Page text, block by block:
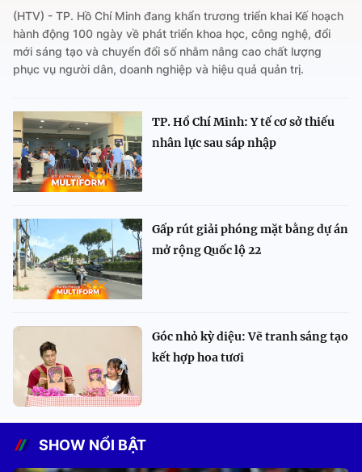
(HTV) - TP. Hồ Chí Minh đang khẩn trương triển khai Kế hoạch
hành động 100 ngày về phát triển khoa học, công nghệ, đổi
mới sáng tạo và chuyển đổi số nhằm nâng cao chất lượng
phục vụ người dân, doanh nghiệp và hiệu quả quản trị.
TP. Hồ Chí Minh: Y tế cơ sở thiếu
nhân lực sau sáp nhập
Gấp rút giải phóng mặt bằng dự án
mở rộng Quốc lộ 22
Góc nhỏ kỳ diệu: Vẽ tranh sáng tạo
kết hợp hoa tươi
SHOW NỔI BẬT